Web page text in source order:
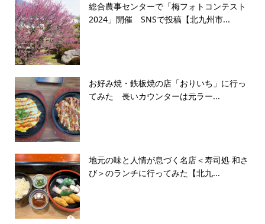
総合農事センターで「梅フォトコンテスト
2024」開催 SNSで投稿【北九州市...
お好み焼・鉄板焼の店「おりいち」に行っ
てみた 長いカウンターは元ラー...
地元の味と人情が息づく名店＜寿司処 和さ
び＞のランチに行ってみた【北九...